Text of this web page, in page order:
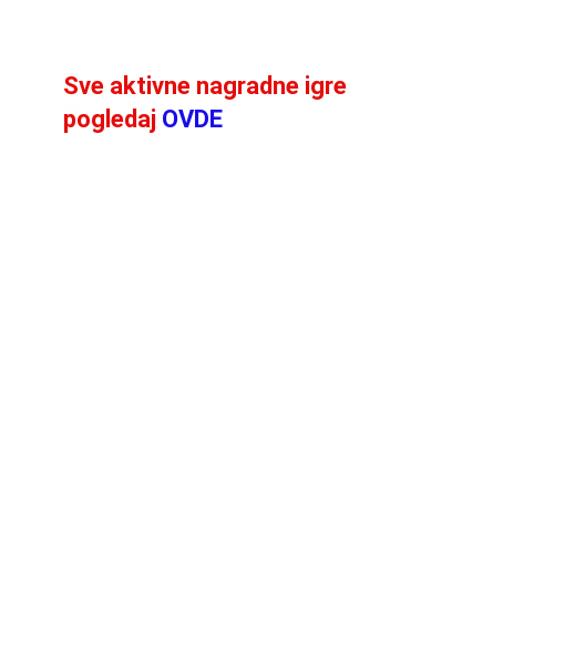
Sve aktivne nagradne igre
pogledaj OVDE